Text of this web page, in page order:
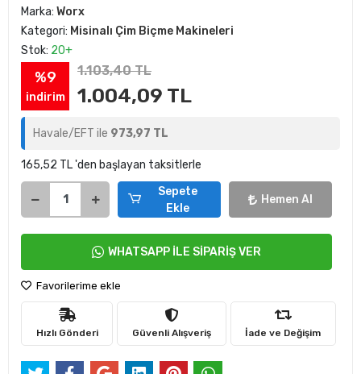
Marka: Worx
Kategori: Misinalı Çim Biçme Makineleri
Stok: 20+
%9
indirim
1.103,40 TL
1.004,09 TL
Havale/EFT ile 973,97 TL
165,52 TL 'den başlayan taksitlerle
Sepete
Ekle
Hemen Al
WHATSAPP İLE SİPARİŞ VER
Favorilerime ekle
Hızlı Gönderi Güvenli Alışveriş İade ve Değişim